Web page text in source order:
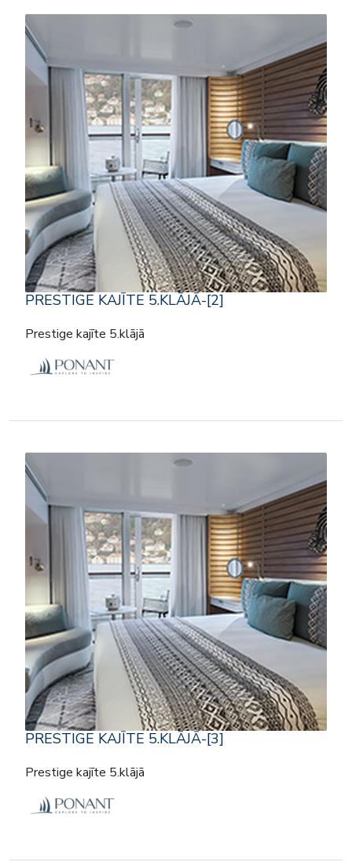
PRESTIGE KAJĪTE 5.KLĀJĀ-[2]
Prestige kajīte 5.klājā
PRESTIGE KAJĪTE 5.KLĀJĀ-[3]
Prestige kajīte 5.klājā